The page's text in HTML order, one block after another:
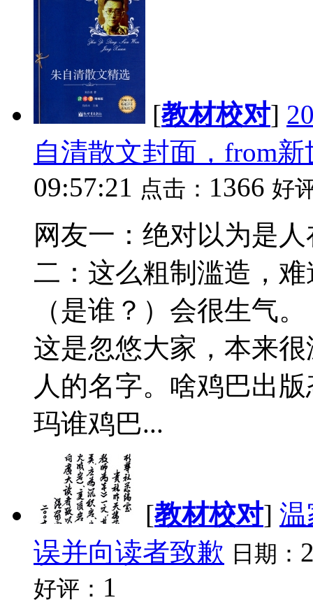
[教材校对]
自清散文封面，from
09:57:21 点击： 1366 好
网友一：绝对以为是
二：这么粗制滥造，
（是谁？）会很生气
这是忽悠大家，本来
人的名字。啥鸡巴出
玛谁鸡巴...
[教材校对] 温
误并向读者致歉 日期：
好评： 1